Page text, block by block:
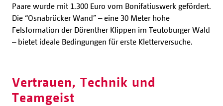
Paare wurde mit 1.300 Euro vom Bonifatiuswerk gefördert.
Die “Osnabrücker Wand” – eine 30 Meter hohe
Felsformation der Dörenther Klippen im Teutoburger Wald
– bietet ideale Bedingungen für erste Kletterversuche.
Vertrauen, Technik und
Teamgeist